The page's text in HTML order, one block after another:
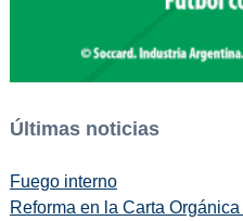
Últimas noticias
Fuego interno
Reforma en la Carta Orgánica